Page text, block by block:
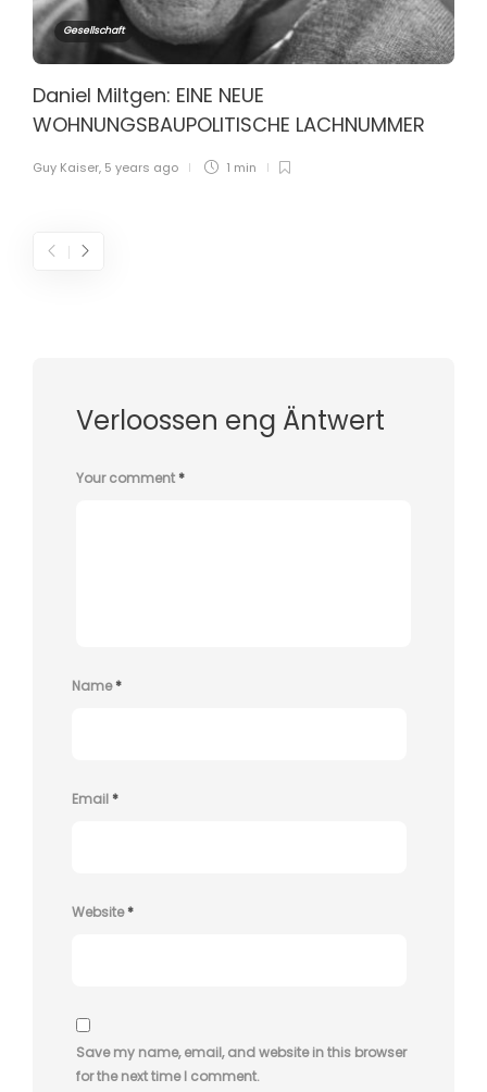
Gesellschaft
Daniel Miltgen: EINE NEUE
WOHNUNGSBAUPOLITISCHE LACHNUMMER
Guy Kaiser, 5 years ago 1 min
Verloossen eng Äntwert
Your comment*
Name*
Email*
Website*
Save my name, email, and website in this browser
for the next time I comment.